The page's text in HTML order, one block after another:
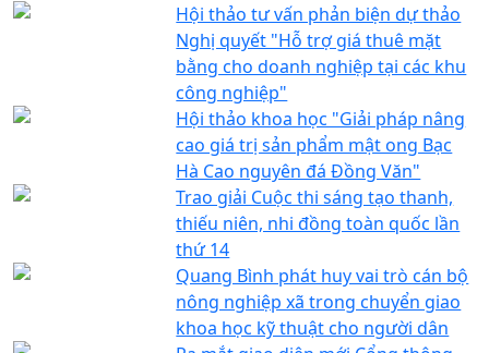
Hội thảo tư vấn phản biện dự thảo
Nghị quyết "Hỗ trợ giá thuê mặt
bằng cho doanh nghiệp tại các khu
công nghiệp"
Hội thảo khoa học "Giải pháp nâng
cao giá trị sản phẩm mật ong Bạc
Hà Cao nguyên đá Đồng Văn"
Trao giải Cuộc thi sáng tạo thanh,
thiếu niên, nhi đồng toàn quốc lần
thứ 14
Quang Bình phát huy vai trò cán bộ
nông nghiệp xã trong chuyển giao
khoa học kỹ thuật cho người dân